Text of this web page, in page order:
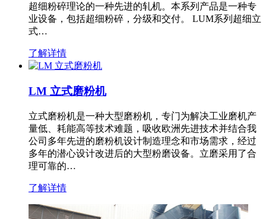
超细粉碎理论的一种先进的轧机。本系列产品是一种专
业设备，包括超细粉碎，分级和交付。 LUM系列超细立
式…
了解详情
LM 立式磨粉机
立式磨粉机是一种大型磨粉机，专门为解决工业磨机产
量低、耗能高等技术难题，吸收欧洲先进技术并结合我
公司多年先进的磨粉机设计制造理念和市场需求，经过
多年的潜心设计改进后的大型粉磨设备。立磨采用了合
理可靠的…
了解详情